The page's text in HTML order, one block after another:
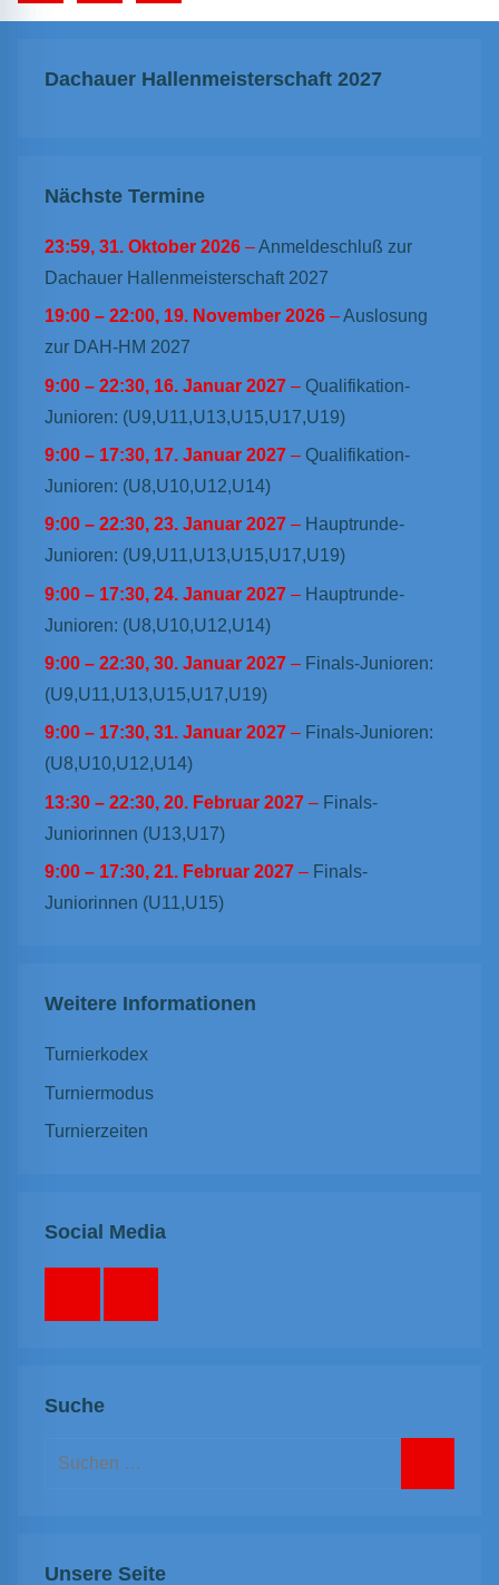
der
Dachauer Hallenmeisterschaft 2027
Nächste Termine
23:59, 31. Oktober 2026 –Anmeldeschluß zur
Dachauer Hallenmeisterschaft 2027
19:00 – 22:00, 19. November 2026 –Auslosung
zur DAH-HM 2027
9:00 – 22:30, 16. Januar 2027 – Qualifikation-
Junioren: (U9,U11,U13,U15,U17,U19)
9:00 – 17:30, 17. Januar 2027 – Qualifikation-
Junioren: (U8,U10,U12,U14)
9:00 – 22:30, 23. Januar 2027 – Hauptrunde-
Junioren: (U9,U11,U13,U15,U17,U19)
9:00 – 17:30, 24. Januar 2027 – Hauptrunde-
Junioren: (U8,U10,U12,U14)
9:00 – 22:30, 30. Januar 2027 – Finals-Junioren:
(U9,U11,U13,U15,U17,U19)
9:00 – 17:30, 31. Januar 2027 – Finals-Junioren:
(U8,U10,U12,U14)
13:30 – 22:30, 20. Februar 2027 – Finals-
Juniorinnen (U13,U17)
9:00 – 17:30, 21. Februar 2027 – Finals-
Juniorinnen (U11,U15)
Weitere Informationen
Turnierkodex
Turniermodus
Turnierzeiten
Social Media
Suche
Suchen
Unsere Seite